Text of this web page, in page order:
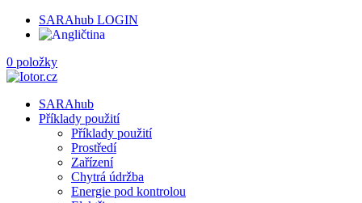
SARAhub LOGIN
0 položky
SARAhub
Příklady použití
Příklady použití
Prostředí
Zařízení
Chytrá údržba
Energie pod kontrolou